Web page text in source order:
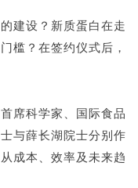
建设？新质蛋白在走
槛？在签约仪式后，
席科学家、国际食品
与薛长湖院士分别作
成本、效率及未来趋